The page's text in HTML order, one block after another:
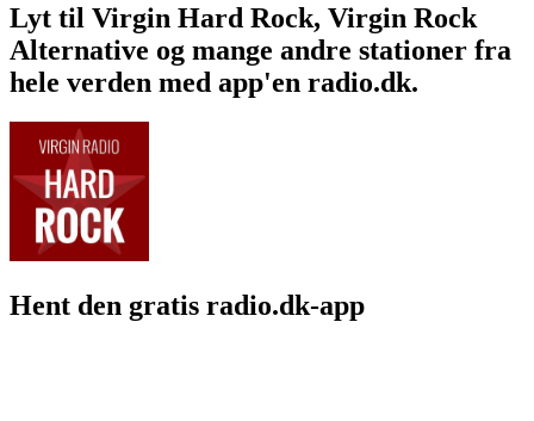
Lyt til Virgin Hard Rock, Virgin Rock
Alternative og mange andre stationer fra
hele verden med app'en radio.dk.
Hent den gratis radio.dk-app